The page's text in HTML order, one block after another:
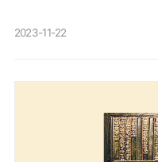
주제는 '여성에 대한 투자: 진전을
481조원)가 추가로 필요하다고 한
여성과 소녀들이 겪는 폭력 문제를
폭력 예방을 위한 지원은 0.2%도
계기로 지난 1월 27일 전국에서 수
없다면 무엇을 축하할 수 있겠느냐”고 아프
케냐에 따르면 여성살해 사건에 대
초점을 맞추고 여성들에게 낯선 사
2023-11-22